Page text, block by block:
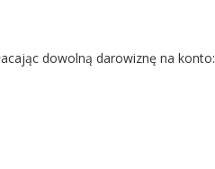
dowolną darowiznę na konto: